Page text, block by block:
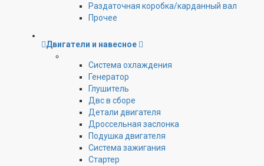
Раздаточная коробка/карданный вал
Прочее
Двигатели и навесное
Cистема охлаждения
Генератор
Глушитель
Двс в сборе
Детали двигателя
Дроссельная заслонка
Подушка двигателя
Система зажигания
Стартер